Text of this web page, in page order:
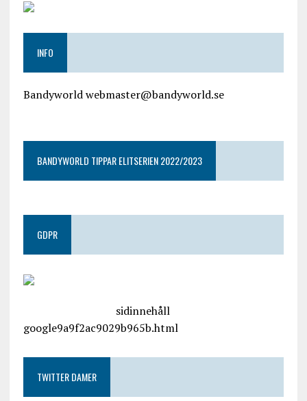
INFO
Bandyworld webmaster@bandyworld.se
BANDYWORLD TIPPAR ELITSERIEN 2022/2023
GDPR
sidinnehåll
google9a9f2ac9029b965b.html
TWITTER DAMER